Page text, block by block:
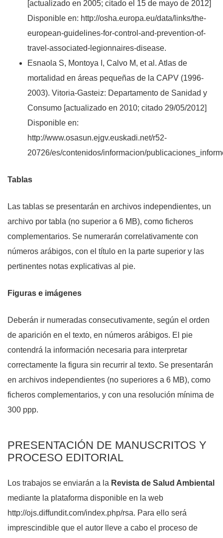
[actualizado en 2005; citado el 15 de mayo de 2012]
Disponible en: http://osha.europa.eu/data/links/the-
european-guidelines-for-control-and-prevention-of-
travel-associated-legionnaires-disease.
Esnaola S, Montoya I, Calvo M, et al. Atlas de
mortalidad en áreas pequeñas de la CAPV (1996-
2003). Vitoria-Gasteiz: Departamento de Sanidad y
Consumo [actualizado en 2010; citado 29/05/2012]
Disponible en:
http://www.osasun.ejgv.euskadi.net/r52-
20726/es/contenidos/informacion/
Tablas
Las tablas se presentarán en archivos independientes, un
archivo por tabla (no superior a 6 MB), como ficheros
complementarios. Se numerarán correlativamente con
números arábigos, con el título en la parte superior y las
pertinentes notas explicativas al pie.
Figuras e imágenes
Deberán ir numeradas consecutivamente, según el orden
de aparición en el texto, en números arábigos. El pie
contendrá la información necesaria para interpretar
correctamente la figura sin recurrir al texto. Se presentarán
en archivos independientes (no superiores a 6 MB), como
ficheros complementarios, y con una resolución mínima de
300 ppp.
PRESENTACIÓN DE MANUSCRITOS Y
PROCESO EDITORIAL
Los trabajos se enviarán a la Revista de Salud Ambiental
mediante la plataforma disponible en la web
http://ojs.diffundit.com/index.php/rsa. Para ello será
imprescindible que el autor lleve a cabo el proceso de